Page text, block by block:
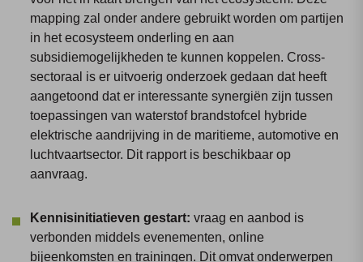
mapping zal onder andere gebruikt worden om partijen
in het ecosysteem onderling en aan
subsidiemogelijkheden te kunnen koppelen. Cross-
sectoraal is er uitvoerig onderzoek gedaan dat heeft
aangetoond dat er interessante synergiën zijn tussen
toepassingen van waterstof brandstofcel hybride
elektrische aandrijving in de maritieme, automotive en
luchtvaartsector. Dit rapport is beschikbaar op
aanvraag.
Kennisinitiatieven gestart: vraag en aanbod is
verbonden middels evenementen, online
bijeenkomsten en trainingen. Dit omvat onderwerpen